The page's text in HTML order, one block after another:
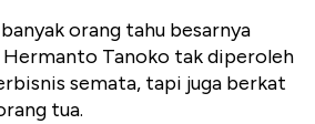
orang tahu besarnya
Tanoko tak diperoleh
semata, tapi juga berkat
tua.